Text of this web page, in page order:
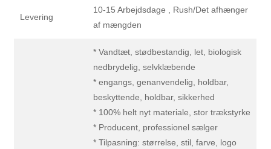
Levering
10-15 Arbejdsdage , Rush/Det afhænger
af mængden
* Vandtæt, stødbestandig, let, biologisk
nedbrydelig, selvklæbende
* engangs, genanvendelig, holdbar,
beskyttende, holdbar, sikkerhed
* 100% helt nyt materiale, stor trækstyrke
* Producent, professionel sælger
* Tilpasning: størrelse, stil, farve, logo